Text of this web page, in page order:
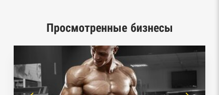
Росздравнадзор, Рособрнадзор, Роскомнадзор,
Роспотребнадзор, Росприроднадзор,
Ростехнадзор
Просмотренные бизнесы